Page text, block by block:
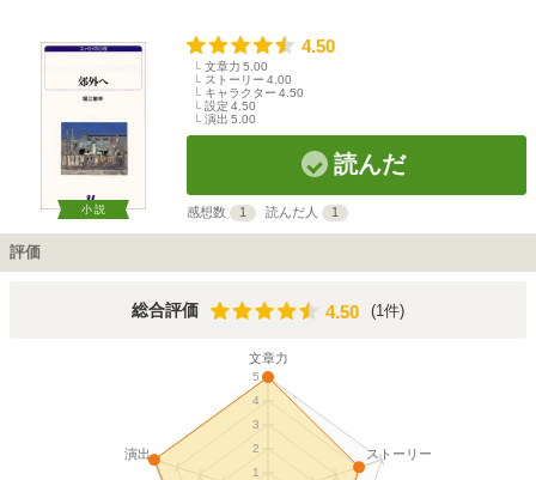
小説
4.50
文章力 5.00
ストーリー 4.00
キャラクター 4.50
設定 4.50
演出 5.00
読んだ
感想数 1 読んだ人 1
評価
総合評価 4.50
4.50 (1件)
文章力
ストーリー
演出
1
2
3
4
5